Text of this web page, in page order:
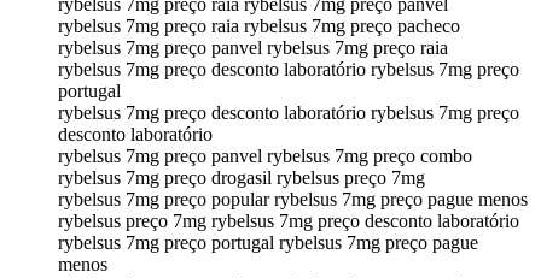
rybelsus 7mg preço raia rybelsus 7mg preço pacheco
rybelsus 7mg preço panvel rybelsus 7mg preço raia
rybelsus 7mg preço desconto laboratório rybelsus 7mg preço
portugal
rybelsus 7mg preço desconto laboratório rybelsus 7mg preço
desconto laboratório
rybelsus 7mg preço panvel rybelsus 7mg preço combo
rybelsus 7mg preço drogasil rybelsus preço 7mg
rybelsus 7mg preço popular rybelsus 7mg preço pague menos
rybelsus preço 7mg rybelsus 7mg preço desconto laboratório
rybelsus 7mg preço portugal rybelsus 7mg preço pague
menos